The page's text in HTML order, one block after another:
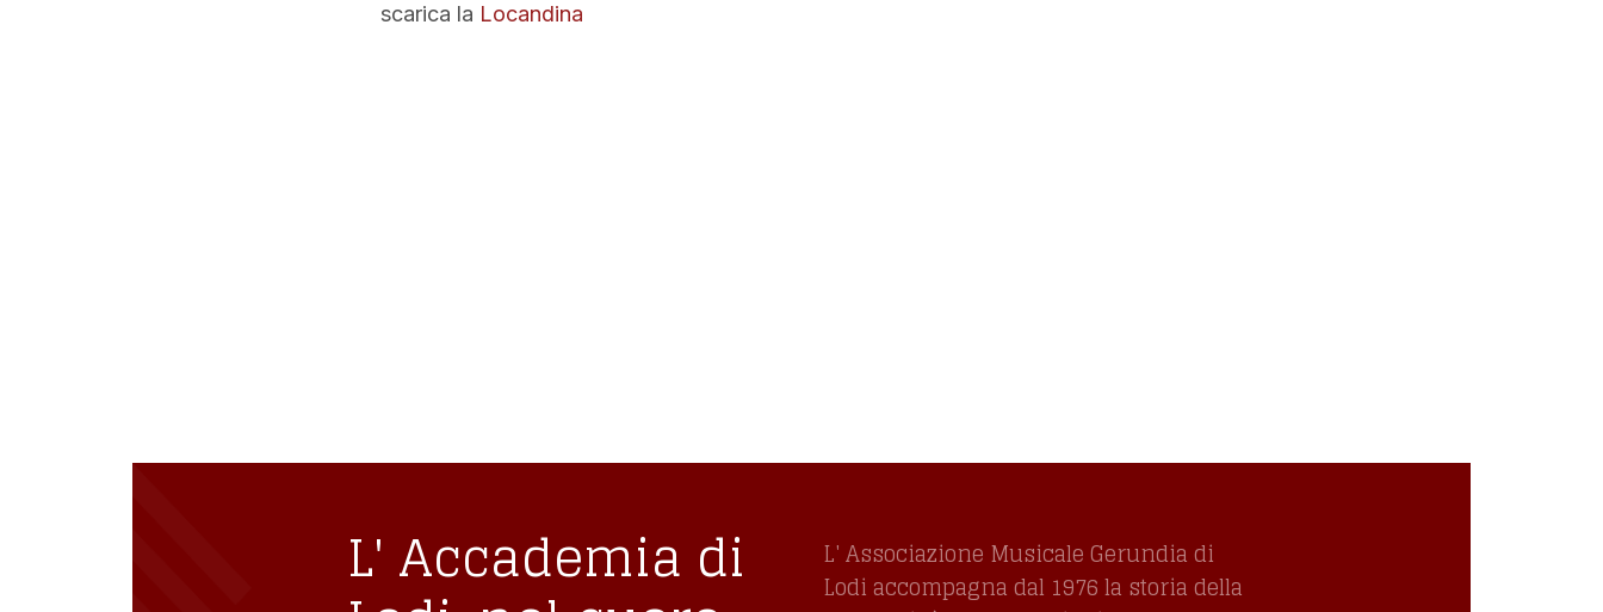
scarica la Locandina
L' Accademia di
L' Associazione Musicale Gerundia di
Lodi accompagna dal 1976 la storia della